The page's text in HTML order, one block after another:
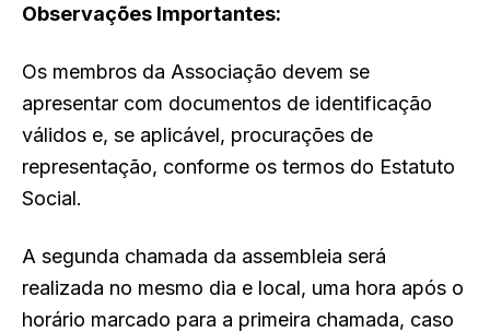
Observações Importantes:
Os membros da Associação devem se
apresentar com documentos de identificação
válidos e, se aplicável, procurações de
representação, conforme os termos do Estatuto
Social.
A segunda chamada da assembleia será
realizada no mesmo dia e local, uma hora após o
horário marcado para a primeira chamada, caso